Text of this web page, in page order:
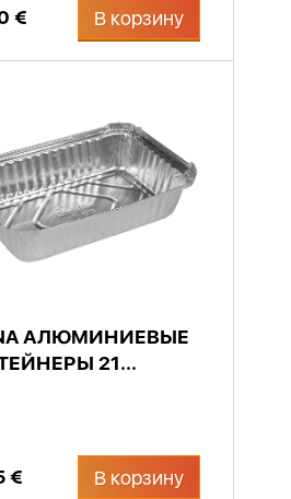
€ В корзину
АЛЮМИНИЕВЫЕ
21...
€ В корзину